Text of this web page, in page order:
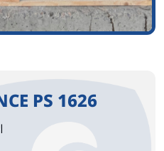
PS 1626